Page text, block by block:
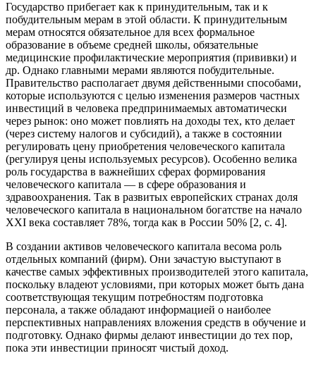
Государство прибегает как к принудительным, так и к
побудительным мерам в этой области. К принудительным
мерам относятся обязательное для всех формальное
образование в объеме средней школы, обязательные
медицинские профилактические мероприятия (прививки) и
др. Однако главными мерами являются побудительные.
Правительство располагает двумя действенными способами,
которые используются с целью изменения размеров частных
инвестиций в человека предпринимаемых автоматически
через рынок: оно может повлиять на доходы тех, кто делает
(через систему налогов и субсидий), а также в состоянии
регулировать цену приобретения человеческого капитала
(регулируя цены используемых ресурсов). Особенно велика
роль государства в важнейших сферах формирования
человеческого капитала — в сфере образования и
здравоохранения. Так в развитых европейских странах доля
человеческого капитала в национальном богатстве на начало
XXI века составляет 78%, тогда как в России 50% [2, с. 4].
В создании активов человеческого капитала весома роль
отдельных компаний (фирм). Они зачастую выступают в
качестве самых эффективных производителей этого капитала,
поскольку владеют условиями, при которых может быть дана
соответствующая текущим потребностям подготовка
персонала, а также обладают информацией о наиболее
перспективных направлениях вложения средств в обучение и
подготовку. Однако фирмы делают инвестиции до тех пор,
пока эти инвестиции приносят чистый доход.